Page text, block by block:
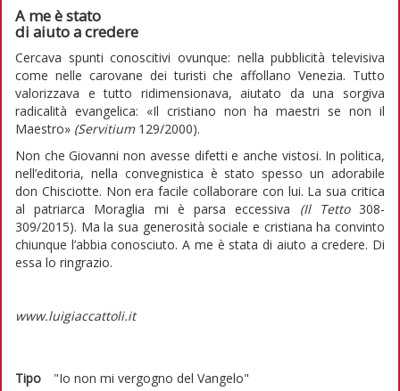
A me è stato
di aiuto a credere
Cercava spunti conoscitivi ovunque: nella pubblicità televisiva
come nelle carovane dei turisti che affollano Venezia. Tutto
valorizzava e tutto ridimensionava, aiutato da una sorgiva
radicalità evangelica: «Il cristiano non ha maestri se non il
Maestro» (Servitium129/2000).
Non che Giovanni non avesse difetti e anche vistosi. In politica,
nell’editoria, nella convegnistica è stato spesso un adorabile
don Chisciotte. Non era facile collaborare con lui. La sua critica
al patriarca Moraglia mi è parsa eccessiva (Il Tetto308-
309/2015). Ma la sua generosità sociale e cristiana ha convinto
chiunque l’abbia conosciuto. A me è stata di aiuto a credere. Di
essa lo ringrazio.
www.luigiaccattoli.it
Tipo
"Io non mi vergogno del Vangelo"